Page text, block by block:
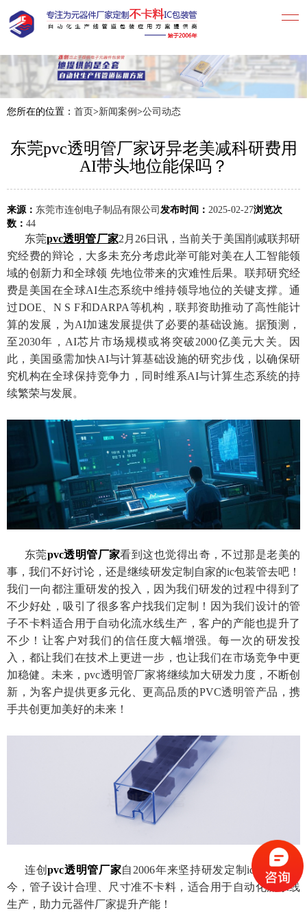
您所在的位置： 首页>新闻案例 >公司动态
东莞pvc透明管厂家讶异老美减科研费用
AI带头地位能保吗？
来源： 东莞市连创电子制品有限公司 发布时间： 2025-02-27浏览次
数： 44
东莞pvc透明管厂家2月26日讯，当前关于美国削减联邦研
究经费的辩论，大多未充分考虑此举可能对美在人工智能领
域的创新力和全球领 先地位带来的灾难性后果。联邦研究经
费是美国在全球AI生态系统中维持领导地位的关键支撑。通
过DOE、N S F和DARPA等机构，联邦资助推动了高性能计
算的发展，为AI加速发展提供了必要的基础设施。据预测，
至2030年，AI芯片市场规模或将突破2000亿美元大关。因
此，美国亟需加快AI与计算基础设施的研究步伐，以确保研
究机构在全球保持竞争力，同时维系AI与计算生态系统的持
续繁荣与发展。
东莞pvc透明管厂家看到这也觉得出奇，不过那是老美的
事，我们不好讨论，还是继续研发定制自家的ic包装管去吧！
我们一向都注重研发的投入，因为我们研发的过程中得到了
不少好处，吸引了很多客户找我们定制！因为我们设计的管
子不卡料适合用于自动化流水线生产，客户的产能也提升了
不少！让客户对我们的信任度大幅增强。每一次的研发投
入，都让我们在技术上更进一步，也让我们在市场竞争中更
加稳健。未来，pvc透明管厂家将继续加大研发力度，不断创
新，为客户提供更多元化、更高品质的PVC透明管产品，携
手共创更加美好的未来！
连创pvc透明管厂家自2006年来坚持研发定制ic包装管至
今，管子设计合理、尺寸准不卡料，适合用于自动化流水线
生产，助力元器件厂家提升产能！